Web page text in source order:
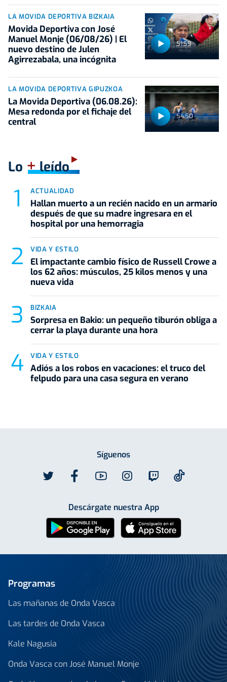
51:59
LA MOVIDA DEPORTIVA BIZKAIA
Movida Deportiva con José
Manuel Monje (06/08/26) | El
nuevo destino de Julen
Agirrezabala, una incógnita
54:50
LA MOVIDA DEPORTIVA GIPUZKOA
La Movida Deportiva (06.08.26):
Mesa redonda por el fichaje del
central
Lo +leído
ACTUALIDAD
Hallan muerto a un recién nacido en un armario
después de que su madre ingresara en el
hospital por una hemorragia
VIDA Y ESTILO
El impactante cambio físico de Russell Crowe a
los 62 años: músculos, 25 kilos menos y una
nueva vida
BIZKAIA
Sorpresa en Bakio: un pequeño tiburón obliga a
cerrar la playa durante una hora
VIDA Y ESTILO
Adiós a los robos en vacaciones: el truco del
felpudo para una casa segura en verano
Síguenos
Descárgate nuestra App
Programas
Las mañanas de Onda Vasca
Las tardes de Onda Vasca
Kale Nagusia
Onda Vasca con José Manuel Monje